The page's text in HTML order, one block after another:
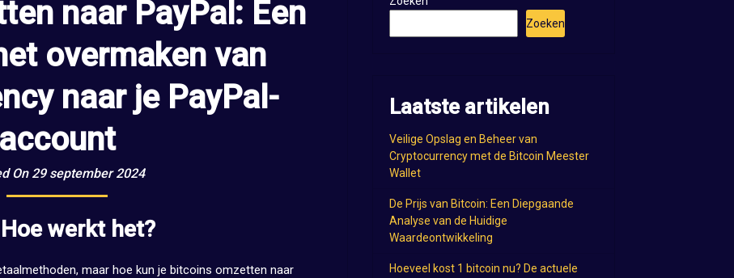
naar PayPal: Een
overmaken van
naar je PayPal-
account
On 29 september 2024
werkt het?
maar hoe kun je bitcoins omzetten naar
Zoeken
Laatste artikelen
Veilige Opslag en Beheer van
Cryptocurrency met de Bitcoin Meester
Wallet
De Prijs van Bitcoin: Een Diepgaande
Analyse van de Huidige
Waardeontwikkeling
Hoeveel kost 1 bitcoin nu? De actuele